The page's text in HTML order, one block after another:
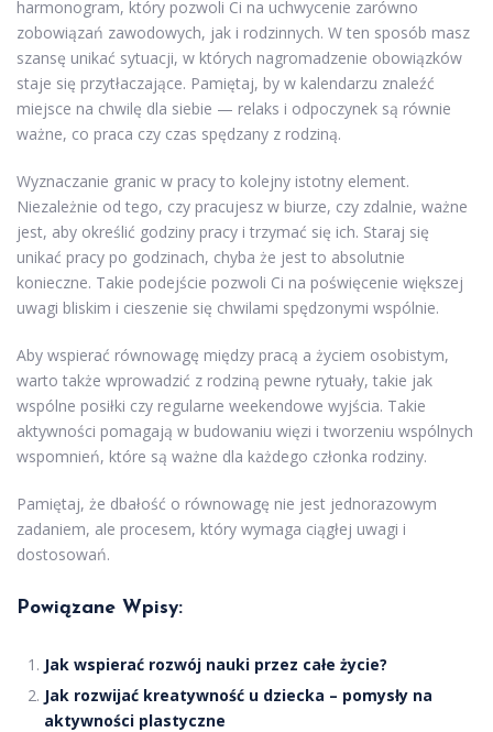
harmonogram, który pozwoli Ci na uchwycenie zarówno
zobowiązań zawodowych, jak i rodzinnych. W ten sposób masz
szansę unikać sytuacji, w których nagromadzenie obowiązków
staje się przytłaczające. Pamiętaj, by w kalendarzu znaleźć
miejsce na chwilę dla siebie — relaks i odpoczynek są równie
ważne, co praca czy czas spędzany z rodziną.
Wyznaczanie granic w pracy to kolejny istotny element.
Niezależnie od tego, czy pracujesz w biurze, czy zdalnie, ważne
jest, aby określić godziny pracy i trzymać się ich. Staraj się
unikać pracy po godzinach, chyba że jest to absolutnie
konieczne. Takie podejście pozwoli Ci na poświęcenie większej
uwagi bliskim i cieszenie się chwilami spędzonymi wspólnie.
Aby wspierać równowagę między pracą a życiem osobistym,
warto także wprowadzić z rodziną pewne rytuały, takie jak
wspólne posiłki czy regularne weekendowe wyjścia. Takie
aktywności pomagają w budowaniu więzi i tworzeniu wspólnych
wspomnień, które są ważne dla każdego członka rodziny.
Pamiętaj, że dbałość o równowagę nie jest jednorazowym
zadaniem, ale procesem, który wymaga ciągłej uwagi i
dostosowań.
Powiązane Wpisy:
Jak wspierać rozwój nauki przez całe życie?
Jak rozwijać kreatywność u dziecka – pomysły na
aktywności plastyczne